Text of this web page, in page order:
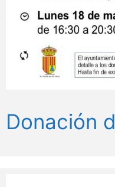
Donación